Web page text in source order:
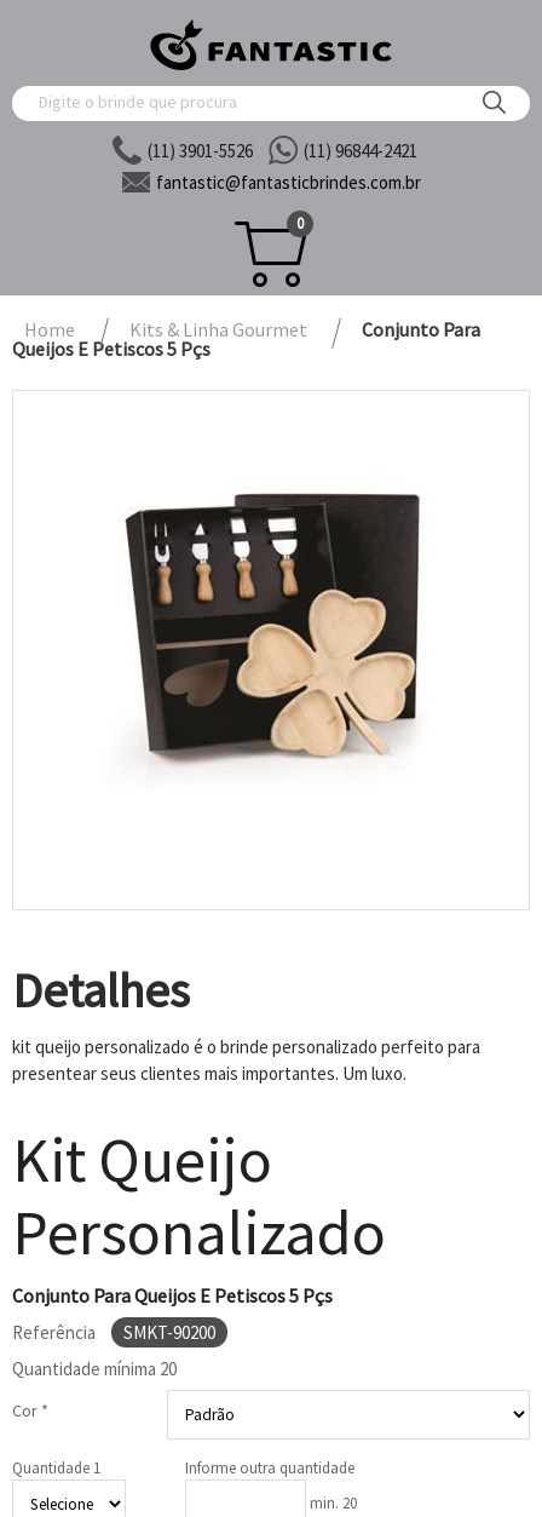
(11) 3901-5526
(11) 96844-2421
fantastic@fantasticbrindes.com.br
0
Home Kits & Linha Gourmet
Conjunto Para
Queijos E Petiscos 5 Pçs
Detalhes
kit queijo personalizado é o brinde personalizado perfeito para
presentear seus clientes mais importantes. Um luxo.
Kit Queijo
Personalizado
Conjunto Para Queijos E Petiscos 5 Pçs
Referência
SMKT-90200
Quantidade mínima 20
Cor *
Quantidade 1
Informe outra quantidade
min. 20